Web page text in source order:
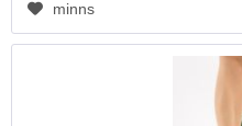
minns